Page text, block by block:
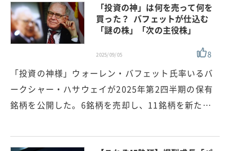
「投資の神」は何を売って何を
買った？ バフェットが仕込む
「謎の株」「次の主役株」
2025/09/05 8
「投資の神様」ウォーレン・バフェット氏率いるバ
ークシャー・ハサウェイが2025年第2四半期の保有
銘柄を公開した。6銘柄を売却し、11銘柄を新た…